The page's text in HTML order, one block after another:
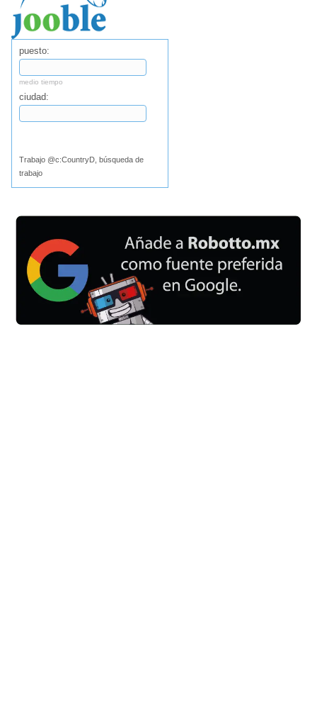
puesto:
medio tiempo
ciudad:
Trabajo @c:CountryD, búsqueda de
trabajo